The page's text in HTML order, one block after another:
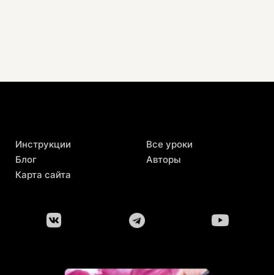
Инструкции
Блог
Карта сайта
Все уроки
Авторы